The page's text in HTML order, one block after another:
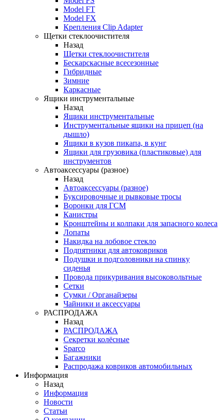
Model FT
Model FX
Крепления Clip Adapter
Щетки стеклоочистителя
Назад
Щетки стеклоочистителя
Бескарскасные всесезонные
Гибридные
Зимние
Каркасные
Ящики инструментальные
Назад
Ящики инструментальные
Инструментальные ящики на прицеп (на
дышло)
Ящики в кузов пикапа, в кунг
Ящики для грузовика (пластиковые) для
инструментов
Автоаксессуары (разное)
Назад
Автоаксессуары (разное)
Буксировочные и рывковые тросы
Воронки для ГСМ
Канистры
Кронштейны и колпаки для запасного колеса
Лопаты
Накидка на лобовое стекло
Подпятники для автоковриков
Подушки и подголовники на спинку
сиденья
Провода прикуривания высоковольтные
Сетки
Сумки / Органайзеры
Чайники и аксессуары
РАСПРОДАЖА
Назад
РАСПРОДАЖА
Секретки колёсные
Sparco
Багажники
Распродажа ковриков автомобильных
Информация
Назад
Информация
Новости
Статьи